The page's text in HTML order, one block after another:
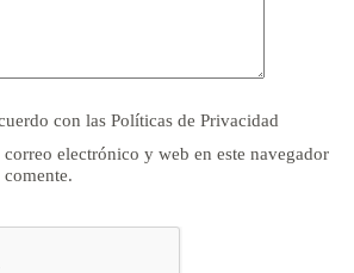
con lasPolíticas de Privacidad
electrónico y web en este navegador